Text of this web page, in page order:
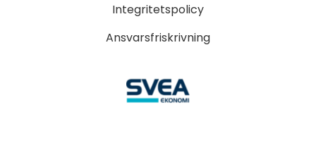
Integritetspolicy
Ansvarsfriskrivning